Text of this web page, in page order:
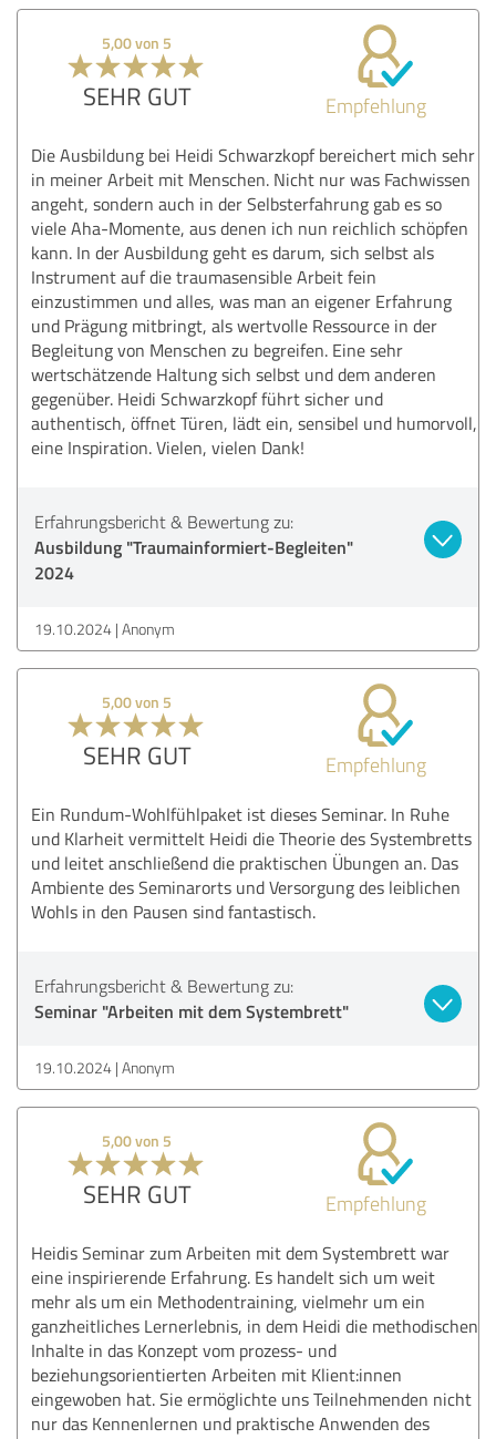
Durchführung
Methodik
Bewertung anzeigen
5,00 von 5
SEHR GUT Empfehlung
Die Ausbildung bei Heidi Schwarzkopf bereichert mich sehr
in meiner Arbeit mit Menschen. Nicht nur was Fachwissen
angeht, sondern auch in der Selbsterfahrung gab es so
viele Aha-Momente, aus denen ich nun reichlich schöpfen
kann. In der Ausbildung geht es darum, sich selbst als
Instrument auf die traumasensible Arbeit fein
einzustimmen und alles, was man an eigener Erfahrung
und Prägung mitbringt, als wertvolle Ressource in der
Begleitung von Menschen zu begreifen. Eine sehr
wertschätzende Haltung sich selbst und dem anderen
gegenüber. Heidi Schwarzkopf führt sicher und
authentisch, öffnet Türen, lädt ein, sensibel und humorvoll,
eine Inspiration. Vielen, vielen Dank!
Erfahrungsbericht & Bewertung zu:
Ausbildung "Traumainformiert-Begleiten"
2024
19.10.2024 Anonym
5,00 von 5
SEHR GUT Empfehlung
Ein Rundum-Wohlfühlpaket ist dieses Seminar. In Ruhe
und Klarheit vermittelt Heidi die Theorie des Systembretts
und leitet anschließend die praktischen Übungen an. Das
Ambiente des Seminarorts und Versorgung des leiblichen
Wohls in den Pausen sind fantastisch.
Erfahrungsbericht & Bewertung zu:
Seminar "Arbeiten mit dem Systembrett"
19.10.2024 Anonym
5,00 von 5
SEHR GUT Empfehlung
Heidis Seminar zum Arbeiten mit dem Systembrett war
eine inspirierende Erfahrung. Es handelt sich um weit
mehr als um ein Methodentraining, vielmehr um ein
ganzheitliches Lernerlebnis, in dem Heidi die methodischen
Inhalte in das Konzept vom prozess- und
beziehungsorientierten Arbeiten mit Klient:innen
eingewoben hat. Sie ermöglichte uns Teilnehmenden nicht
nur das Kennenlernen und praktische Anwenden des